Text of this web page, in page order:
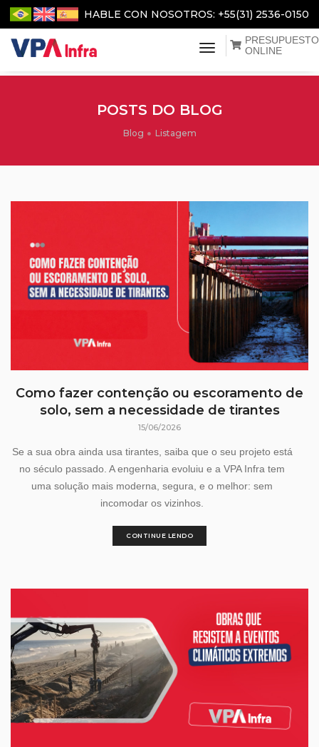
HABLE CON NOSOTROS: +55(31) 2536-0150
menu de
PRESUPUESTO
ONLINE
POSTS DO BLOG
Blog Listagem
Como fazer contenção ou escoramento de
solo, sem a necessidade de tirantes
15/06/2026
Se a sua obra ainda usa tirantes, saiba que o seu projeto está
no século passado. A engenharia evoluiu e a VPA Infra tem
uma solução mais moderna, segura, e o melhor: sem
incomodar os vizinhos.
CONTINUE LENDO